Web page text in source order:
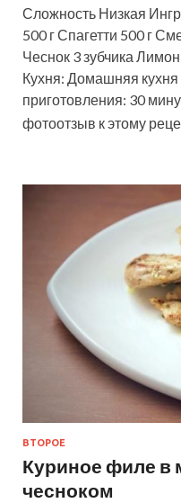
Сложность Низкая
500 г Спагетти 500 г
Чеснок 3 зубчика
Кухня: Домашняя
приготовления: 30
фотоотзыв к этому
ВТОРОЕ
Куриное филе в
чесноком